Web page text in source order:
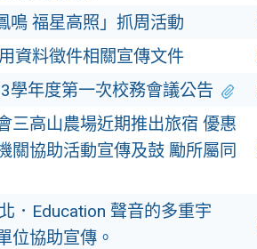
鳴 福星高照」抓周活動
資料徵件相關宣傳文件
學年度第一次校務會議公告
三高山農場近期推出旅宿 優惠
關協助活動宣傳及鼓 勵所屬同
．Education 聲音的多重宇
位協助宣傳。